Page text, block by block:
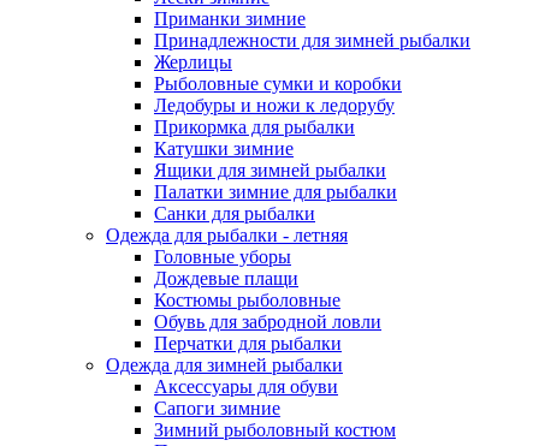
Приманки зимние
Принадлежности для зимней рыбалки
Жерлицы
Рыболовные сумки и коробки
Ледобуры и ножи к ледорубу
Прикормка для рыбалки
Катушки зимние
Ящики для зимней рыбалки
Палатки зимние для рыбалки
Санки для рыбалки
Одежда для рыбалки - летняя
Головные уборы
Дождевые плащи
Костюмы рыболовные
Обувь для забродной ловли
Перчатки для рыбалки
Одежда для зимней рыбалки
Аксессуары для обуви
Сапоги зимние
Зимний рыболовный костюм